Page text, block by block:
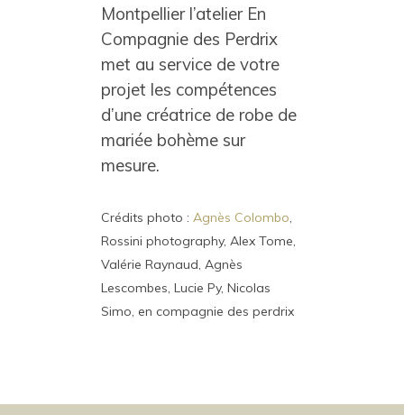
Montpellier l’atelier En
Compagnie des Perdrix
met au service de votre
projet les compétences
d’une créatrice de robe de
mariée bohème sur
mesure.
Crédits photo : Agnès Colombo,
Rossini photography, Alex Tome,
Valérie Raynaud, Agnès
Lescombes, Lucie Py, Nicolas
Simo, en compagnie des perdrix